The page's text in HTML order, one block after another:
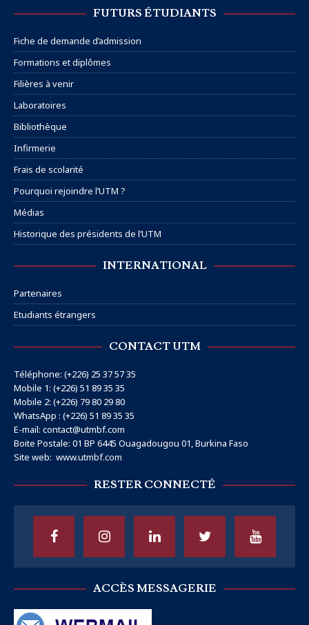
FUTURS ÉTUDIANTS
Fiche de demande d’admission
Formations et diplômes
Filières à venir
Laboratoires
Bibliothèque
Infirmerie
Frais de scolarité
Pourquoi rejoindre l’UTM ?
Médias
Historique des présidents de l’UTM
INTERNATIONAL
Partenaires
Etudiants étrangers
CONTACT UTM
Téléphone: (+226) 25 37 57 35
Mobile 1: (+226) 51 89 35 35
Mobile 2: (+226) 79 80 29 80
WhatsApp : (+226) 51 89 35 35
E-mail: contact@utmbf.com
Boite Postale: 01 BP 6445 Ouagadougou 01, Burkina Faso
Site web: www.utmbf.com
RESTER CONNECTÉ
ACCÈS MESSAGERIE